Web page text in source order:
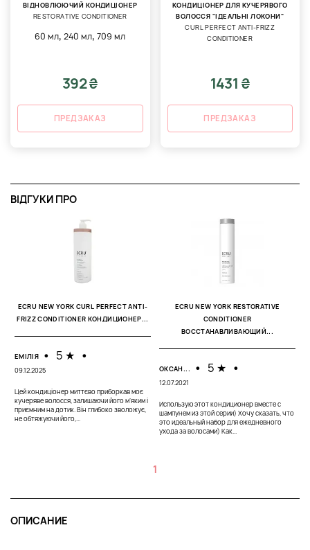
ВІДНОВЛЮЮЧИЙ КОНДИЦІОНЕР
RESTORATIVE CONDITIONER
60 мл,240 мл,709 мл
392 ₴
ПРЕДЗАКАЗ
КОНДИЦІОНЕР ДЛЯ КУЧЕРЯВОГО
ВОЛОССЯ "ІДЕАЛЬНІ ЛОКОНИ"
CURL PERFECT ANTI-FRIZZ
CONDITIONER
1431 ₴
ПРЕДЗАКАЗ
ВІДГУКИ ПРО
ECRU NEW YORK CURL PERFECT ANTI-
FRIZZ CONDITIONER КОНДИЦИОНЕР...
ЕМІЛІЯ • 5 ★ •
09.12.2025
Цей кондиціонер миттєво приборкав моє
кучеряве волосся, залишаючи його м’яким і
приємним на дотик. Він глибоко зволожує,
не обтяжуючи його,...
ECRU NEW YORK RESTORATIVE
CONDITIONER
ВОССТАНАВЛИВАЮЩИЙ...
ОКСАН... • 5 ★ •
12.07.2021
Использую этот кондиционер вместе с
шампунем из этой серии) Хочу сказать, что
это идеальный набор для ежедневного
ухода за волосами) Как...
1
ОПИСАНИЕ